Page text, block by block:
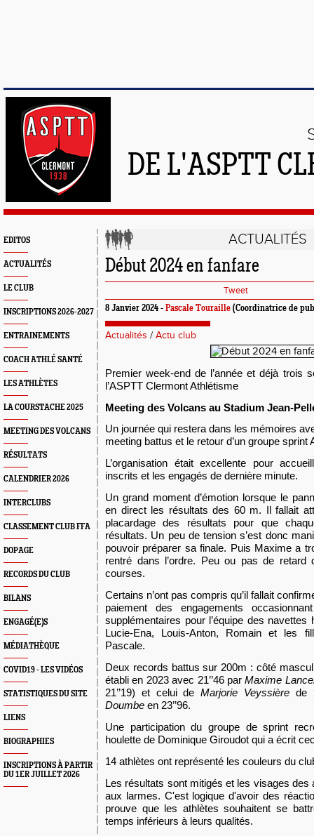
DE L'ASPTT
EDITOS
ACTUALITÉS
LE CLUB
INSCRIPTIONS 2026-2027
ENTRAINEMENTS
COACH ATHLÉ SANTÉ
LES ATHLÈTES
LA COURSTACHE 2025
MEETING DES VOLCANS
RÉSULTATS
CALENDRIER 2026
INTERCLUBS
CLASSEMENT CLUB FFA
DOPAGE
RECORDS DU CLUB
BILANS
ENGAGÉ(E)S
MÉDIATHÈQUE
COVID19 - LES VIDÉOS
STATISTIQUES DU SITE
LIENS
BIOGRAPHIES
INSCRIPTIONS À PARTIR
DU 1ER JUILLET 2026
ACTUALITÉS
Début 2024 en fanfare
Tweet
8 Janvier 2024 - Pascale Touraille (Coordinatrice de
Actualités / Actu club
Premier week-end de l’année et déjà trois
l’ASPTT Clermont Athlétisme
Meeting des Volcans au Stadium Jean-
Un journée qui restera dans les mémoires
meeting battus et le retour d’un groupe sprint
L’organisation était excellente pour
inscrits et les engagés de dernière minute.
Un grand moment d’émotion lorsque le
en direct les résultats des 60 m. Il fallait
placardage des résultats pour que
résultats. Un peu de tension s’est donc
pouvoir préparer sa finale. Puis Maxime a
rentré dans l’ordre. Peu ou pas de retard
courses.
Certains n’ont pas compris qu’il fallait
paiement des engagements
supplémentaires pour l’équipe des navettes
Lucie-Ena, Louis-Anton, Romain et les
Pascale.
Deux records battus sur 200m : côté
établi en 2023 avec 21’’46 parMaxime
21’’19) et celui deMarjorie Veyssière de
Doumbe en 23’’96.
Une participation du groupe de sprint
houlette de Dominique Giroudot qui a écrit
14 athlètes ont représenté les couleurs du
Les résultats sont mitigés et les visages des
aux larmes. C'est logique d'avoir des
prouve que les athlètes souhaitent se
temps inférieurs à leurs qualités.